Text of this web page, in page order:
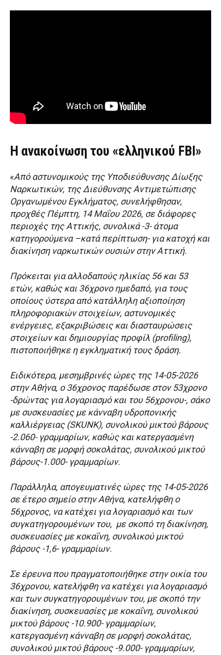
Η ανακοίνωση του «ελληνικού FBI»
«Από αστυνομικούς της Υποδιεύθυνσης Δίωξης
Ναρκωτικών, της Διεύθυνσης Αντιμετώπισης
Οργανωμένου Εγκλήματος, συνελήφθησαν,
προχθές Πέμπτη, 14 Μαΐου 2026, σε διάφορες
περιοχές της Αττικής, συνολικά -3- άτομα
κατηγορούμενα –κατά περίπτωση- για κατοχή και
διακίνηση ναρκωτικών ουσιών στην Αττική.
Πρόκειται για αλλοδαπούς ηλικίας 56 και 53
ετών, καθώς και 36χρονο ημεδαπό, για τους
οποίους ύστερα από κατάλληλη αξιοποίηση
πληροφοριακών στοιχείων, αστυνομικές
ενέργειες, εξακριβώσεις και διασταυρώσεις
στοιχείων και δημιουργίας προφίλ (profiling),
πιστοποιήθηκε η εγκληματική τους δράση.
Ειδικότερα, μεσημβρινές ώρες της 14-05-2026
στην Αθήνα, ο 36χρονος παρέδωσε στον 53χρονο
-δρώντας για λογαριασμό και του 56χρονου-, σάκο
με συσκευασίες με κάνναβη υδροπονικής
καλλιέργειας (SKUNK), συνολικού μικτού βάρους
-2.060- γραμμαρίων, καθώς και κατεργασμένη
κάνναβη σε μορφή σοκολάτας, συνολικού μικτού
βάρους-1.000- γραμμαρίων.
Παράλληλα, απογευματινές ώρες της 14-05-2026
σε έτερο σημείο στην Αθήνα, κατελήφθη ο
56χρονος, να κατέχει για λογαριασμό και των
συγκατηγορουμένων του, με σκοπό τη διακίνηση,
συσκευασίες με κοκαΐνη, συνολικού μικτού
βάρους -1,6- γραμμαρίων.
Σε έρευνα που πραγματοποιήθηκε στην οικία του
36χρονου, κατελήφθη να κατέχει για λογαριασμό
και των συγκατηγορουμένων του, με σκοπό την
διακίνηση, συσκευασίες με κοκαΐνη, συνολικού
μικτού βάρους -10.900- γραμμαρίων,
κατεργασμένη κάνναβη σε μορφή σοκολάτας,
συνολικού μικτού βάρους -9.000- γραμμαρίων,